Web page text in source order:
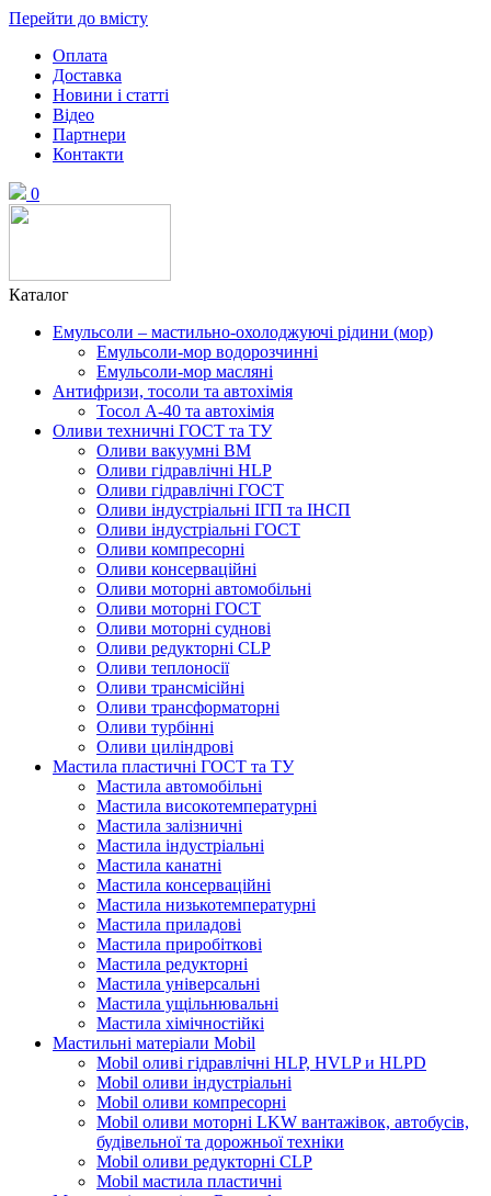
Перейти до вмісту
Оплата
Доставка
Новини і статті
Відео
Партнери
Контакти
0
Каталог
Емульсоли – мастильно-охолоджуючі рідини (мор)
Емульсоли-мор водорозчинні
Емульсоли-мор масляні
Антифризи, тосоли та автохімія
Тосол А-40 та автохімія
Оливи техничні ГОСТ та ТУ
Оливи вакуумні ВМ
Оливи гідравлічні HLP
Оливи гідравлічні ГОСТ
Оливи індустріальні ІГП та ІНСП
Оливи індустріальні ГОСТ
Оливи компресорні
Оливи консерваційні
Оливи моторні автомобільні
Оливи моторні ГОСТ
Оливи моторні суднові
Оливи редукторні CLP
Оливи теплоносії
Оливи трансмісійні
Оливи трансформаторні
Оливи турбінні
Оливи циліндрові
Мастила пластичні ГОСТ та ТУ
Мастила автомобільні
Мастила високотемпературні
Мастила залізничні
Мастила індустріальні
Мастила канатні
Мастила консерваційні
Мастила низькотемпературні
Мастила приладові
Мастила приробіткові
Мастила редукторні
Мастила універсальні
Мастила ущільнювальні
Мастила хімічностійкі
Мастильні матеріали Mobil
Mobil оливі гідравлічні HLP, HVLP и HLPD
Mobil оливи індустріальні
Mobil оливи компресорні
Mobil оливи моторні LKW вантажівок, автобусів,
будівельної та дорожньої техніки
Mobil оливи редукторні CLP
Mobil мастила пластичні